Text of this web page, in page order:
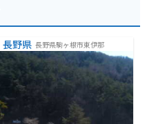
長野県 長野県駒ヶ根市東伊那